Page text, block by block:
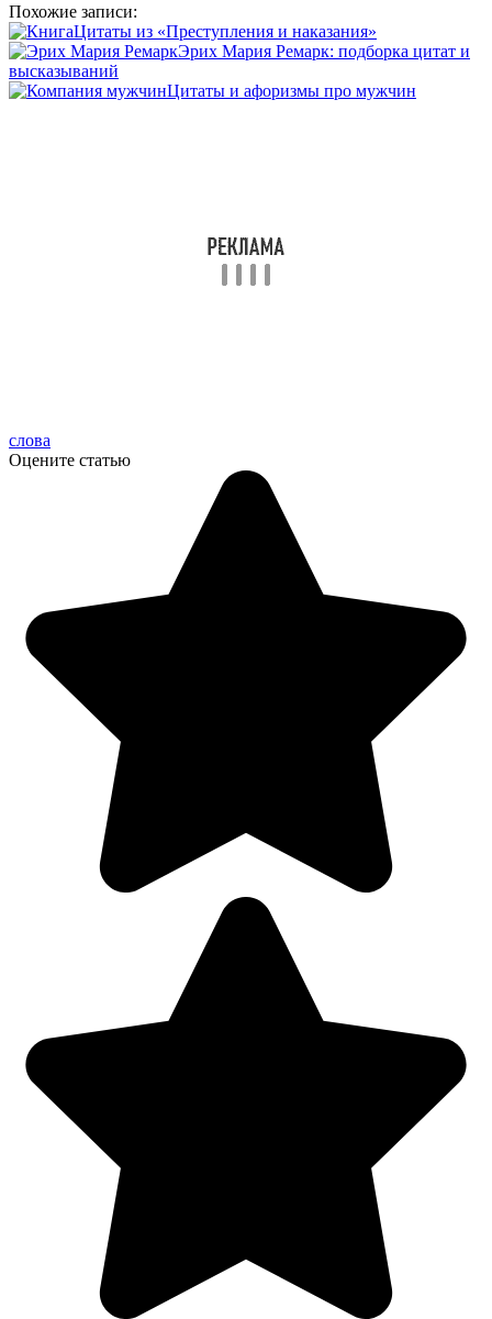
Похожие записи:
Цитаты из «Преступления и наказания»
Эрих Мария Ремарк: подборка цитат и
высказываний
Цитаты и афоризмы про мужчин
слова
Оцените статью